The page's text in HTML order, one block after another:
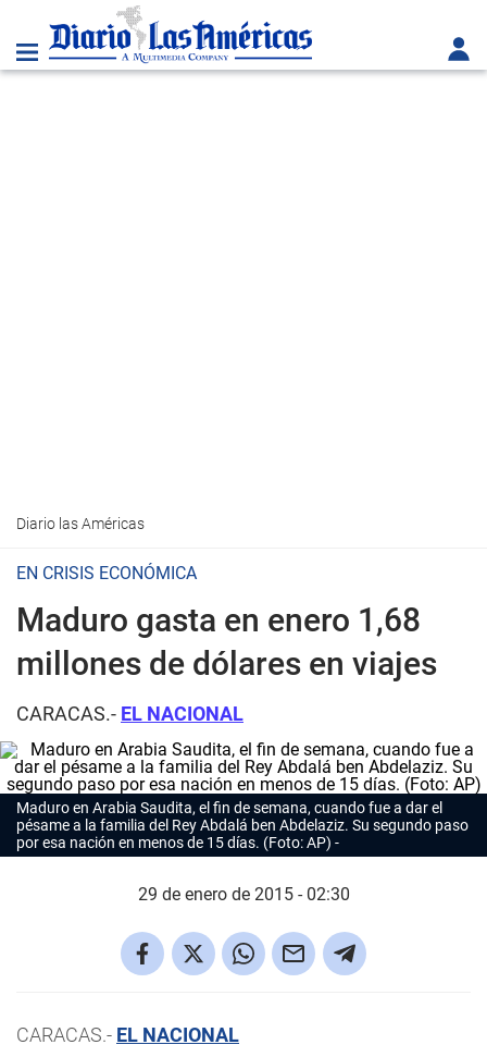
Diario las Américas
EN CRISIS ECONÓMICA
Maduro gasta en enero 1,68
millones de dólares en viajes
CARACAS.- EL NACIONAL
Maduro en Arabia Saudita, el fin de semana, cuando fue a dar el
pésame a la familia del Rey Abdalá ben Abdelaziz. Su segundo paso
por esa nación en menos de 15 días. (Foto: AP)
29 de enero de 2015 - 02:30
CARACAS.- EL NACIONAL